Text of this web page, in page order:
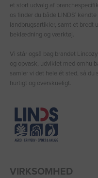
et stort udvalg af
os finder du både LINDS′
landbrugsartikler, samt et bredt
beklædning og værktøj.
Vi står også bag brandet
og opvask, udviklet med omhu
samler vi det hele ét sted, så du
hurtigt og overskueligt.
VIRKSOMHED